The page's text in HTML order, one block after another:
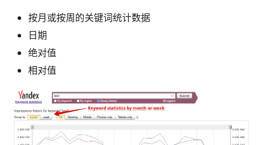
按月或按周的关键词统计数据
日期
绝对值
相对值